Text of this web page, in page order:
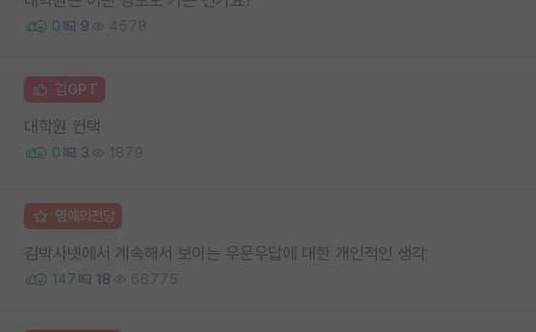
0 9 4578
김GPT
대학원 컨택
0 3 1879
명예의전당
김박사넷에서 계속해서 보이는 우문우답에 대한 개인적인 생각
147 18 66775